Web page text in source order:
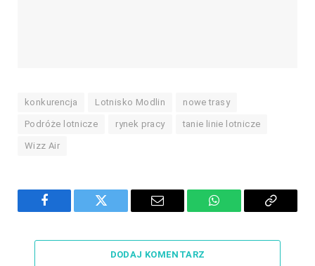
konkurencja Lotnisko Modlin nowe trasy
Podróże lotnicze rynek pracy tanie linie lotnicze
Wizz Air
Facebook Twitter Email WhatsAppCopy
DODAJ KOMENTARZ